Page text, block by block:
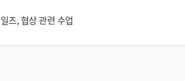
즈, 협상 관련 수업